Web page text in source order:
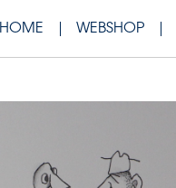
HOME WEBSHOP